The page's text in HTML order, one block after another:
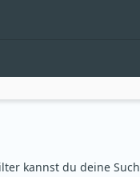
kannst du deine